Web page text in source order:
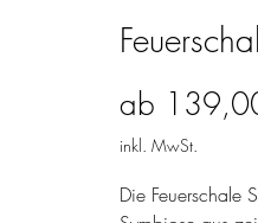
ab
inkl. MwSt.
Die Feuerschale